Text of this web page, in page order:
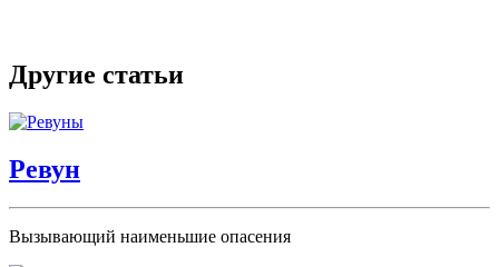
Другие статьи
Ревун
Вызывающий наименьшие опасения